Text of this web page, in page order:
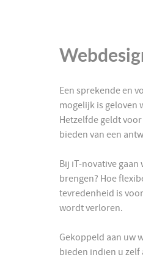
Een sprekende en
mogelijk is geloven
Hetzelfde geldt
bieden van een
Bij iT-novative
brengen? Hoe
tevredenheid is
wordt verloren.
Gekoppeld aan uw
bieden indien u zelf